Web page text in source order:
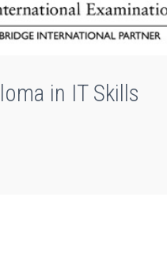
in IT Skills